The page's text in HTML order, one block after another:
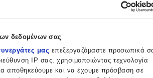
δεδομένων σας
μας επεξεργαζόμαστε προσωπικά
IP σας, χρησιμοποιώντας τεχνολογία
αποθηκεύουμε και να έχουμε πρόσβαση σε